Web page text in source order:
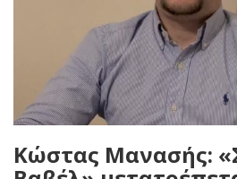
Κώστας Μανασής: